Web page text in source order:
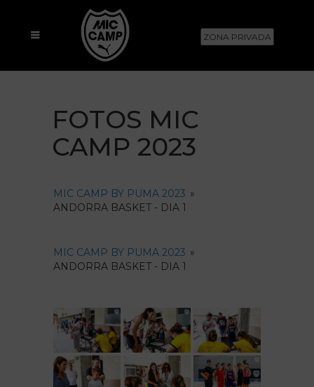
ZONA PRIVADA
FOTOS MIC
CAMP 2023
MIC CAMP BY PUMA 2023 »
ANDORRA BASKET - DIA 1
MIC CAMP BY PUMA 2023 »
ANDORRA BASKET - DIA 1